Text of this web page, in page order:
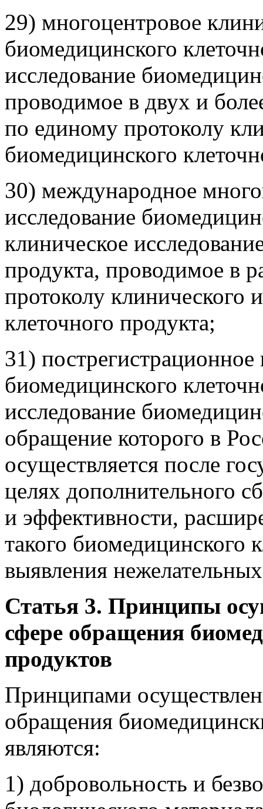
29) многоцентровое
биомедицинского
исследование
проводимое в двух и
по единому протоколу
биомедицинского
30) международное
исследование
клиническое
продукта, проводимое в
протоколу клинического
клеточного продукта;
31) пострегистрационное
биомедицинского
исследование
обращение которого в
осуществляется после
целях дополнительного
и эффективности,
такого биомедицинского
выявления
Статья 3. Принципы
сфере обращения
продуктов
Принципами
обращения
являются:
1) добровольность и